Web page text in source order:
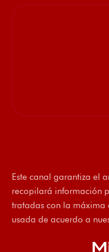
Este canal garantiza el
recopilará información
tratadas con la máxima
usada de acuerdo a